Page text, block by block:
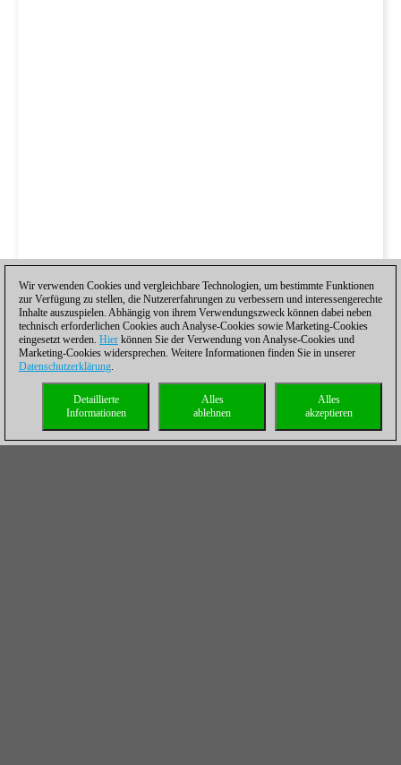
Wir verwenden Cookies und vergleichbare Technologien, um bestimmte Funktionen
zur Verfügung zu stellen, die Nutzererfahrungen zu verbessern und interessengerechte
Inhalte auszuspielen. Abhängig von ihrem Verwendungszweck können dabei neben
technisch erforderlichen Cookies auch Analyse-Cookies sowie Marketing-Cookies
eingesetzt werden. Hier können Sie der Verwendung von Analyse-Cookies und
Marketing-Cookies widersprechen. Weitere Informationen finden Sie in unserer
Datenschutzerklärung.
Alles
akzeptieren
Alles
ablehnen
Detaillierte
Informationen